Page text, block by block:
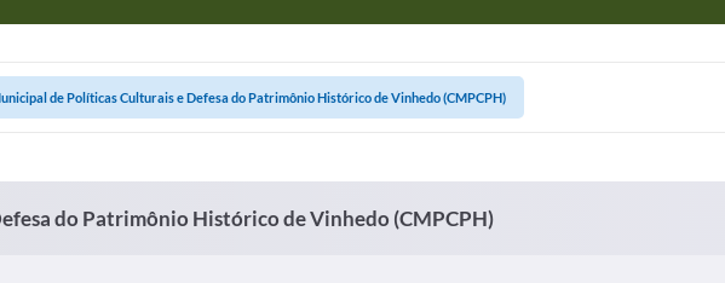
de Políticas Culturais e Defesa do Patrimônio Histórico de Vinhedo (CMPCPH)
do Patrimônio Histórico de Vinhedo (CMPCPH)